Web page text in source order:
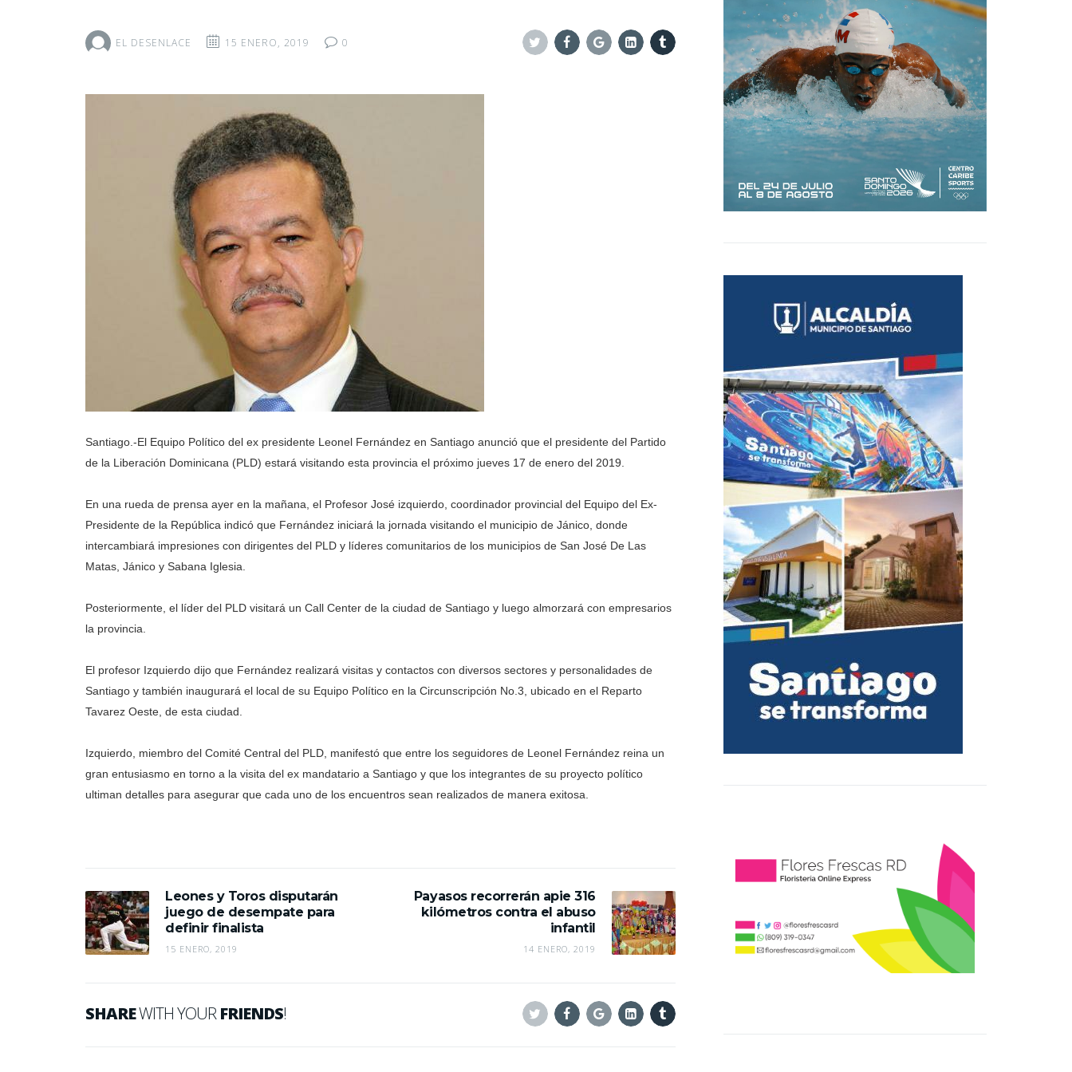
EL DESENLACE 15 ENERO, 2019
0
Santiago.-El Equipo Político del ex presidente Leonel Fernández en Santiago anunció que el presidente del Partido
de la Liberación Dominicana (PLD) estará visitando esta provincia el próximo jueves 17 de enero del 2019.
En una rueda de prensa ayer en la mañana, el Profesor José izquierdo, coordinador provincial del Equipo del Ex-
Presidente de la República indicó que Fernández iniciará la jornada visitando el municipio de Jánico, donde
intercambiará impresiones con dirigentes del PLD y líderes comunitarios de los municipios de San José De Las
Matas, Jánico y Sabana Iglesia.
Posteriormente, el líder del PLD visitará un Call Center de la ciudad de Santiago y luego almorzará con empresarios
la provincia.
El profesor Izquierdo dijo que Fernández realizará visitas y contactos con diversos sectores y personalidades de
Santiago y también inaugurará el local de su Equipo Político en la Circunscripción No.3, ubicado en el Reparto
Tavarez Oeste, de esta ciudad.
Izquierdo, miembro del Comité Central del PLD, manifestó que entre los seguidores de Leonel Fernández reina un
gran entusiasmo en torno a la visita del ex mandatario a Santiago y que los integrantes de su proyecto político
ultiman detalles para asegurar que cada uno de los encuentros sean realizados de manera exitosa.
Leones y Toros disputarán
juego de desempate para
definir finalista
15 ENERO, 2019
Payasos recorrerán apie 316
kilómetros contra el abuso
infantil
14 ENERO, 2019
SHAREWITH YOURFRIENDS!